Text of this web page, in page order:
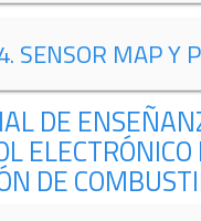
SENSOR MAP Y
DE
DE